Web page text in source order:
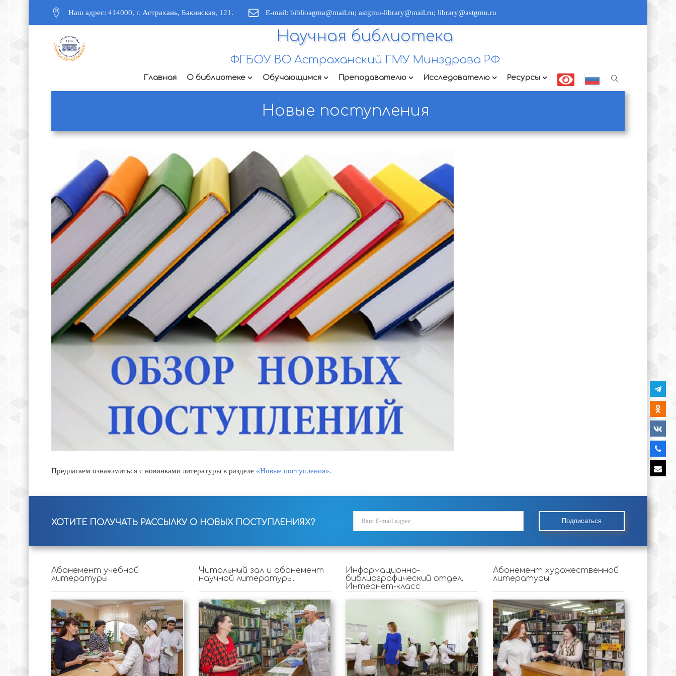
Наш адрес: 414000, г. Астрахань, Бакинская, 121. E-mail: biblioagma@mail.ru; astgmu-library@mail.ru; library@astgmu.ru
Научная библиотека
ФГБОУ ВО Астраханский ГМУ Минздрава РФ
Главная О библиотеке Обучающимся Преподавателю Исследователю Ресурсы
Новые поступления
Предлагаем ознакомиться с новинками литературы в разделе «Новые поступления».
ХОТИТЕ ПОЛУЧАТЬ РАССЫЛКУ О НОВЫХ ПОСТУПЛЕНИЯХ? Подписаться
Абонемент учебной
литературы
Читальный зал и абонемент
научной литературы.
Информационно-
библиографический отдел.
Интернет-класс
Абонемент художественной
литературы